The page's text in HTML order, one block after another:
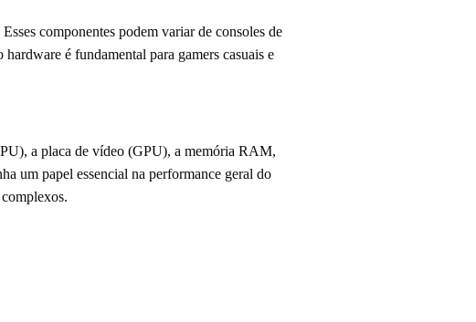
componentes podem variar de consoles de
é fundamental para gamers casuais e
a placa de vídeo (GPU), a memória RAM,
um papel essencial na performance geral do